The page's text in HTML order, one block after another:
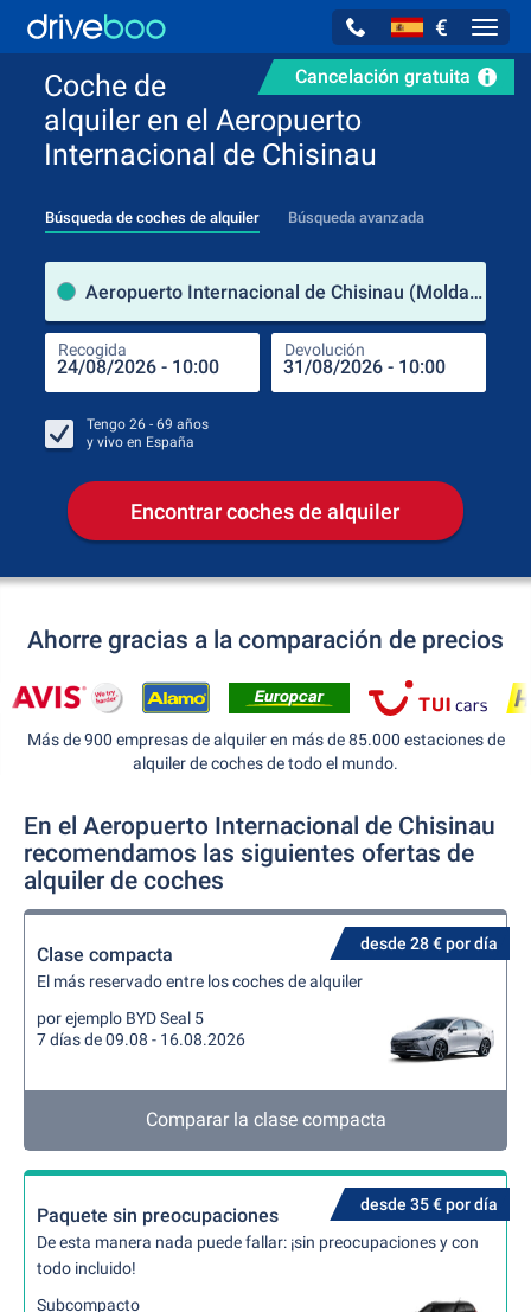
€
Cancelación gratuita
Coche de
alquiler en el Aeropuerto
Internacional de Chisinau
Búsqueda de coches de alquiler Búsqueda avanzada
Aeropuerto Internacional de Chisinau (Moldavia)
Recogida Devolución
Tengo 26 - 69 años
y vivo en España
Encontrar coches de alquiler
Ahorre gracias a la comparación de precios
Más de 900 empresas de alquiler en más de 85.000 estaciones de
alquiler de coches de todo el mundo.
En el Aeropuerto Internacional de Chisinau
recomendamos las siguientes ofertas de
alquiler de coches
desde 28 € por día
Clase compacta
El más reservado entre los coches de alquiler
por ejemplo BYD Seal 5
7 días de 09.08 - 16.08.2026
Comparar la clase compacta
desde 35 € por día
Paquete sin preocupaciones
De esta manera nada puede fallar: ¡sin preocupaciones y con
todo incluido!
Subcompacto